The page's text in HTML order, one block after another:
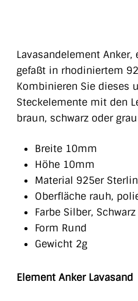
Lavasandelement
gefaßt in rhodiniertem
Kombinieren Sie dieses
Steckelemente mit den
braun, schwarz oder
Breite 10mm
Höhe 10mm
Material 925er
Oberfläche rauh,
Farbe Silber, Schwarz
Form Rund
Gewicht 2g
Element Anker Lavasand